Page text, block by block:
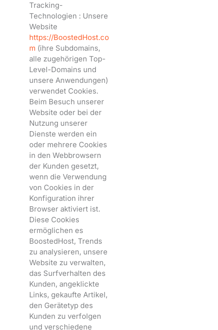
Tracking-
Technologien : Unsere
Website
https://BoostedHost.co
m (ihre Subdomains,
alle zugehörigen Top-
Level-Domains und
unsere Anwendungen)
verwendet Cookies.
Beim Besuch unserer
Website oder bei der
Nutzung unserer
Dienste werden ein
oder mehrere Cookies
in den Webbrowsern
der Kunden gesetzt,
wenn die Verwendung
von Cookies in der
Konfiguration ihrer
Browser aktiviert ist.
Diese Cookies
ermöglichen es
BoostedHost, Trends
zu analysieren, unsere
Website zu verwalten,
das Surfverhalten des
Kunden, angeklickte
Links, gekaufte Artikel,
den Gerätetyp des
Kunden zu verfolgen
und verschiedene